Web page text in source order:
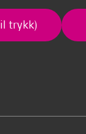
trykk)